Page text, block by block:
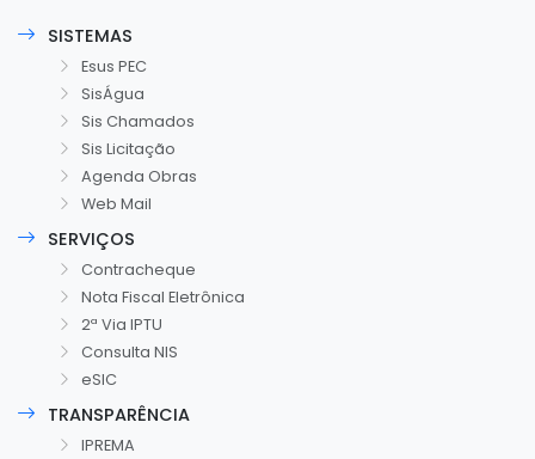
SISTEMAS
Esus PEC
SisÁgua
Sis Chamados
Sis Licitação
Agenda Obras
Web Mail
SERVIÇOS
Contracheque
Nota Fiscal Eletrônica
2ª Via IPTU
Consulta NIS
eSIC
TRANSPARÊNCIA
IPREMA